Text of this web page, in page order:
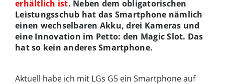
erhältlich ist. Neben dem obligatorischen
Leistungsschub hat das Smartphone nämlich
einen wechselbaren Akku, drei Kameras und
eine Innovation im Petto: den Magic Slot. Das
hat so kein anderes Smartphone.
Aktuell habe ich mit LGs G5 ein Smartphone auf